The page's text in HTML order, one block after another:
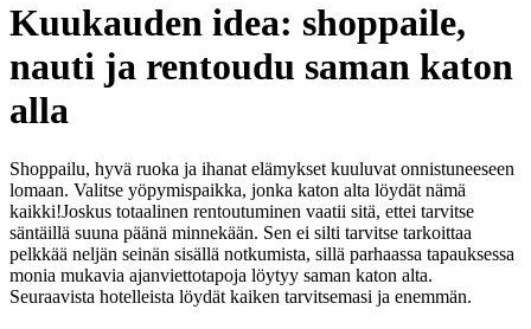
Kuukauden idea: shoppaile,
nauti ja rentoudu saman katon
alla
Shoppailu, hyvä ruoka ja ihanat elämykset kuuluvat onnistuneeseen
lomaan. Valitse yöpymispaikka, jonka katon alta löydät nämä
kaikki!Joskus totaalinen rentoutuminen vaatii sitä, ettei tarvitse
säntäillä suuna päänä minnekään. Sen ei silti tarvitse tarkoittaa
pelkkää neljän seinän sisällä notkumista, sillä parhaassa tapauksessa
monia mukavia ajanviettotapoja löytyy saman katon alta.
Seuraavista hotelleista löydät kaiken tarvitsemasi ja enemmän.